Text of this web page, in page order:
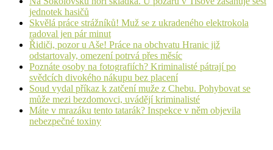
jednotek hasičů
Skvělá práce strážníků! Muž se z ukradeného elektrokola
radoval jen pár minut
Řidiči, pozor u Aše! Práce na obchvatu Hranic již
odstartovaly, omezení potrvá přes měsíc
Poznáte osoby na fotografiích? Kriminalisté pátrají po
svědcích divokého nákupu bez placení
Soud vydal příkaz k zatčení muže z Chebu. Pohybovat se
může mezi bezdomovci, uvádějí kriminalisté
Máte v mrazáku tento tatarák? Inspekce v něm objevila
nebezpečné toxiny